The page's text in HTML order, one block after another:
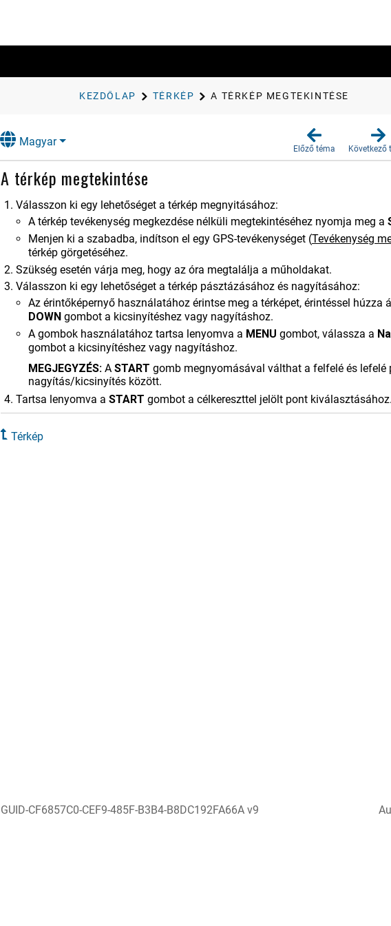
KEZDŐLAP TÉRKÉP A TÉRKÉP MEGTEKINTÉSE
Magyar
Előző téma Következő
A térkép megtekintése
Válasszon ki egy lehetőséget a térkép megnyitásához:
A térkép tevékenység megkezdése nélküli megtekintéséhez nyomja meg a
Menjen ki a szabadba, indítson el egy GPS-tevékenységet (Tevékenység
térkép görgetéséhez.
Szükség esetén várja meg, hogy az óra megtalálja a műholdakat.
Válasszon ki egy lehetőséget a térkép pásztázásához és nagyításához:
Az érintőképernyő használatához érintse meg a térképet, érintéssel
DOWN gombot a kicsinyítéshez vagy nagyításhoz.
A gombok használatához tartsa lenyomva a MENU gombot, válassza a
gombot a kicsinyítéshez vagy nagyításhoz.
MEGJEGYZÉS: A START gomb megnyomásával válthat a felfelé és
nagyítás/kicsinyítés között.
Tartsa lenyomva a START gombot a célkereszttel jelölt pont kiválasztásához.
Térkép
GUID-CF6857C0-CEF9-485F-B3B4-B8DC192FA66A v9